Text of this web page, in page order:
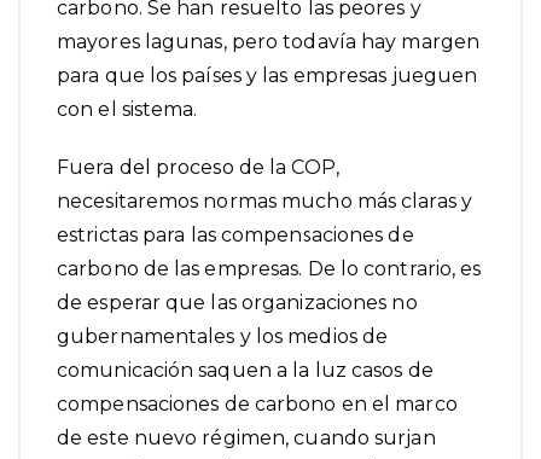
carbono. Se han resuelto las peores y
mayores lagunas, pero todavía hay margen
para que los países y las empresas jueguen
con el sistema.
Fuera del proceso de la COP,
necesitaremos normas mucho más claras y
estrictas para las compensaciones de
carbono de las empresas. De lo contrario, es
de esperar que las organizaciones no
gubernamentales y los medios de
comunicación saquen a la luz casos de
compensaciones de carbono en el marco
de este nuevo régimen, cuando surjan